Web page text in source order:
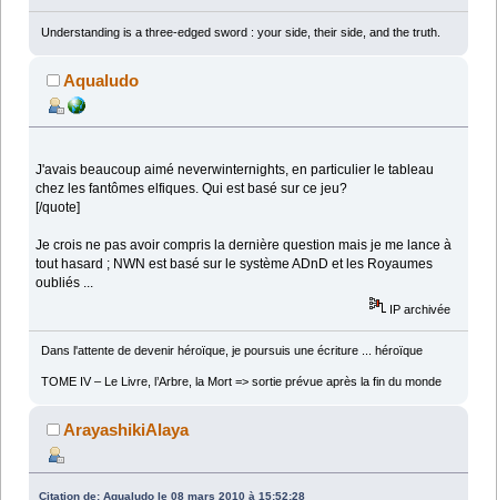
Understanding is a three-edged sword : your side, their side, and the truth.
Aqualudo
J'avais beaucoup aimé neverwinternights, en particulier le tableau
chez les fantômes elfiques. Qui est basé sur ce jeu?
[/quote]
Je crois ne pas avoir compris la dernière question mais je me lance à
tout hasard ; NWN est basé sur le système ADnD et les Royaumes
oubliés ...
IP archivée
Dans l'attente de devenir héroïque, je poursuis une écriture ... héroïque
TOME IV – Le Livre, l’Arbre, la Mort => sortie prévue après la fin du monde
ArayashikiAlaya
Citation de: Aqualudo le 08 mars 2010 à 15:52:28